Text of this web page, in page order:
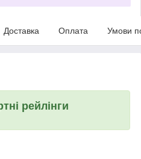
Доставка Оплата Умови
рейлінги